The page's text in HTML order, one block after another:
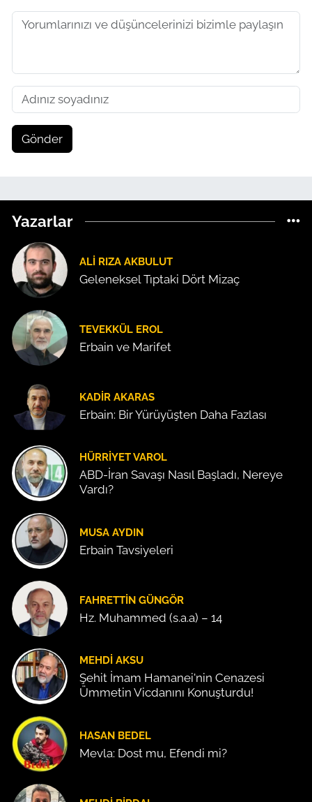
Gönder
Yazarlar
ALI RIZA AKBULUT
Geleneksel Tıptaki Dört Mizaç
TEVEKKÜL EROL
Erbain ve Marifet
KADIR AKARAS
Erbain: Bir Yürüyüşten Daha Fazlası
HÜRRIYET VAROL
ABD-İran Savaşı Nasıl Başladı, Nereye
Vardı?
MUSA AYDIN
Erbain Tavsiyeleri
FAHRETTIN GÜNGÖR
Hz. Muhammed (s.a.a) – 14
MEHDI AKSU
Şehit İmam Hamanei'nin Cenazesi
Ümmetin Vicdanını Konuşturdu!
HASAN BEDEL
Mevla: Dost mu, Efendi mi?